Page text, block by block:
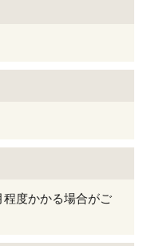
度かかる場合がご